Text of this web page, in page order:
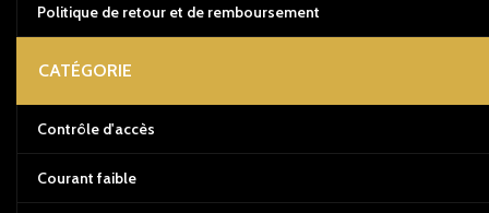
Politique de retour et de remboursement
CATÉGORIE
Contrôle d'accès
Courant faible